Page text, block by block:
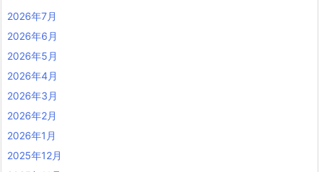
2026年7月
2026年6月
2026年5月
2026年4月
2026年3月
2026年2月
2026年1月
2025年12月